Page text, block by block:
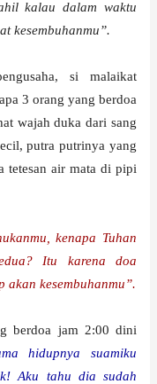
kalau dalam waktu
kesembuhanmu”.
si malaikat
3 orang yang berdoa
wajah duka dari sang
putra putrinya yang
tetesan air mata di pipi
kenapa Tuhan
Itu karena doa
akan kesembuhanmu”.
berdoa jam 2:00 dini
hidupnya suamiku
Aku tahu dia sudah